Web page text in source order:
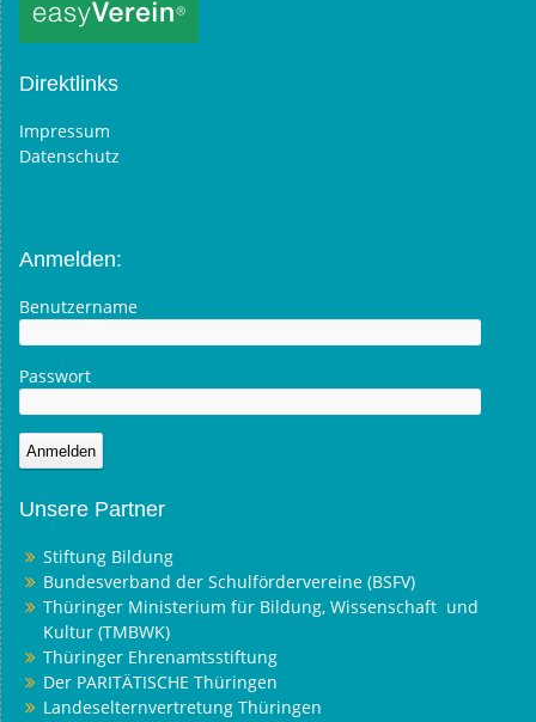
Direktlinks
Impressum
Datenschutz
Anmelden:
Benutzername
Passwort
Unsere Partner
Stiftung Bildung
Bundesverband der Schulfördervereine (BSFV)
Thüringer Ministerium für Bildung, Wissenschaft und
Kultur (TMBWK)
Thüringer Ehrenamtsstiftung
Der PARITÄTISCHE Thüringen
Landeselternvertretung Thüringen